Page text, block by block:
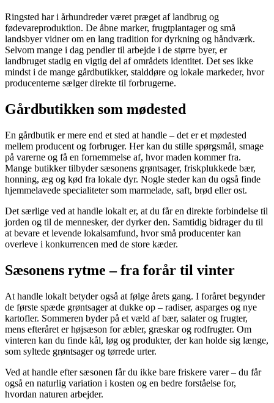
Ringsted har i århundreder været præget af landbrug og
fødevareproduktion. De åbne marker, frugtplantager og små
landsbyer vidner om en lang tradition for dyrkning og håndværk.
Selvom mange i dag pendler til arbejde i de større byer, er
landbruget stadig en vigtig del af områdets identitet. Det ses ikke
mindst i de mange gårdbutikker, stalddøre og lokale markeder, hvor
producenterne sælger direkte til forbrugerne.
Gårdbutikken som mødested
En gårdbutik er mere end et sted at handle – det er et mødested
mellem producent og forbruger. Her kan du stille spørgsmål, smage
på varerne og få en fornemmelse af, hvor maden kommer fra.
Mange butikker tilbyder sæsonens grøntsager, friskplukkede bær,
honning, æg og kød fra lokale dyr. Nogle steder kan du også finde
hjemmelavede specialiteter som marmelade, saft, brød eller ost.
Det særlige ved at handle lokalt er, at du får en direkte forbindelse til
jorden og til de mennesker, der dyrker den. Samtidig bidrager du til
at bevare et levende lokalsamfund, hvor små producenter kan
overleve i konkurrencen med de store kæder.
Sæsonens rytme – fra forår til vinter
At handle lokalt betyder også at følge årets gang. I foråret begynder
de første spæde grøntsager at dukke op – radiser, asparges og nye
kartofler. Sommeren byder på et væld af bær, salater og frugter,
mens efteråret er højsæson for æbler, græskar og rodfrugter. Om
vinteren kan du finde kål, løg og produkter, der kan holde sig længe,
som syltede grøntsager og tørrede urter.
Ved at handle efter sæsonen får du ikke bare friskere varer – du får
også en naturlig variation i kosten og en bedre forståelse for,
hvordan naturen arbejder.